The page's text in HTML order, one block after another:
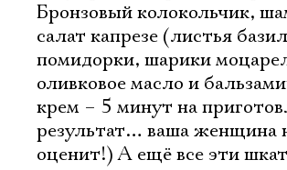
Бронзовый колокольчик,
салат капрезе (листья
помидорки, шарики
оливковое масло и
крем – 5 минут на
результат… ваша женщина
оценит!) А ещё все эти